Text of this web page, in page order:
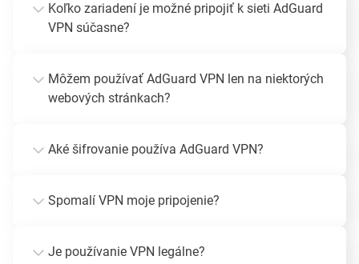
Koľko zariadení je možné pripojiť k sieti AdGuard
VPN súčasne?
Môžem používať AdGuard VPN len na niektorých
webových stránkach?
Aké šifrovanie používa AdGuard VPN?
Spomalí VPN moje pripojenie?
Je používanie VPN legálne?